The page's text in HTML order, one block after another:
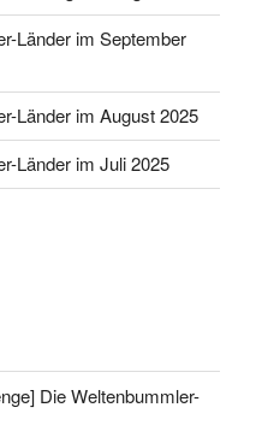
Länder im September
Länder im August 2025
Länder im Juli 2025
Die Weltenbummler-